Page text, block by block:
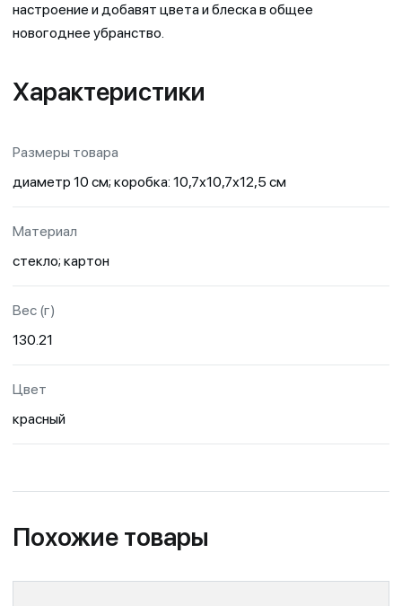
настроение и добавят цвета и блеска в общее
новогоднее убранство.
Характеристики
Размеры товара
диаметр 10 см; коробка: 10,7х10,7х12,5 см
Материал
стекло; картон
Вес (г)
130.21
Цвет
красный
Похожие товары